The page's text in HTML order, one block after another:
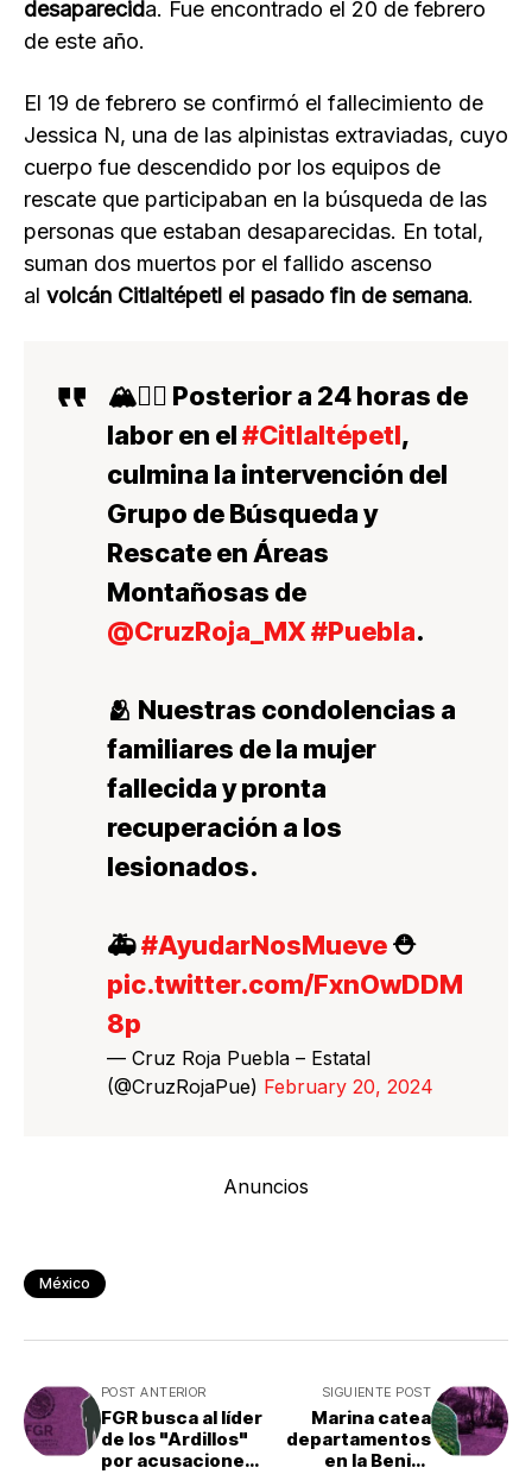
desaparecida. Fue encontrado el 20 de febrero
de este año.
El 19 de febrero se confirmó el fallecimiento de
Jessica N, una de las alpinistas extraviadas, cuyo
cuerpo fue descendido por los equipos de
rescate que participaban en la búsqueda de las
personas que estaban desaparecidas. En total,
suman dos muertos por el fallido ascenso
al volcán Citlaltépetl el pasado fin de semana.
🏔🧗‍♂️ Posterior a 24 horas de
labor en el#Citlaltépetl,
culmina la intervención del
Grupo de Búsqueda y
Rescate en Áreas
Montañosas de
@CruzRoja_MX#Puebla.
🫂 Nuestras condolencias a
familiares de la mujer
fallecida y pronta
recuperación a los
lesionados.
🚑#AyudarNosMueve⛑
pic.twitter.com/FxnOwDDM
8p
— Cruz Roja Puebla – Estatal
(@CruzRojaPue) February 20, 2024
Anuncios
México
POST ANTERIOR
FGR busca al líder
de los "Ardillos"
por acusaciones
SIGUIENTE POST
Marina catea
departamentos
en la Benito